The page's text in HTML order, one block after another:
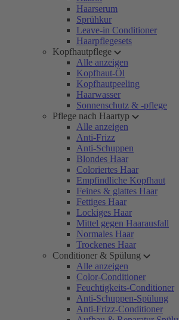
Haarserum
Sprühkur
Leave-in Conditioner
Haarpflegesets
Kopfhautpflege
Alle anzeigen
Kopfhaut-Öl
Kopfhautpeeling
Haarwasser
Sonnenschutz & -pflege
Pflege nach Haartyp
Alle anzeigen
Anti-Frizz
Anti-Schuppen
Blondes Haar
Coloriertes Haar
Empfindliche Kopfhaut
Feines & glattes Haar
Fettiges Haar
Lockiges Haar
Mittel gegen Haarausfall
Normales Haar
Trockenes Haar
Conditioner & Spülung
Alle anzeigen
Color-Conditioner
Feuchtigkeits-Conditioner
Anti-Schuppen-Spülung
Anti-Frizz-Conditioner